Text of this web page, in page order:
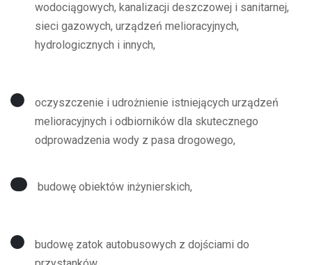
wodociągowych, kanalizacji deszczowej i sanitarnej,
sieci gazowych, urządzeń melioracyjnych,
hydrologicznych i innych,
oczyszczenie i udrożnienie istniejących urządzeń
melioracyjnych i odbiorników dla skutecznego
odprowadzenia wody z pasa drogowego,
budowę obiektów inżynierskich,
budowę zatok autobusowych z dojściami do